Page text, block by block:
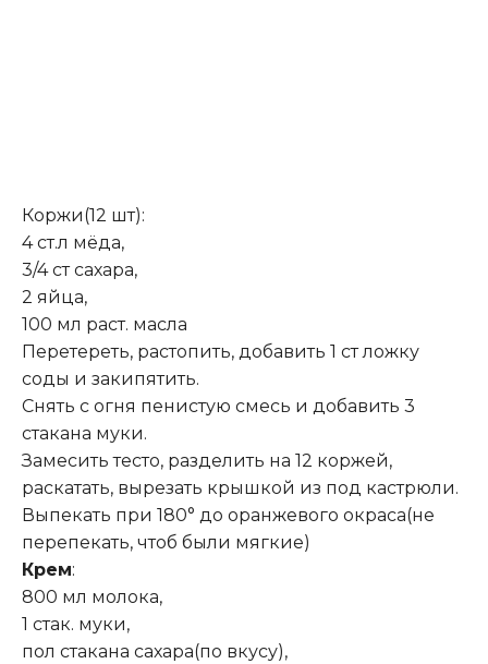
Коржи(12 шт):
4 ст.л мёда,
3/4 ст сахара,
2 яйца,
100 мл раст. масла
Перетереть, растопить, добавить 1 ст ложку
соды и закипятить.
Снять с огня пенистую смесь и добавить 3
стакана муки.
Замесить тесто, разделить на 12 коржей,
раскатать, вырезать крышкой из под кастрюли.
Выпекать при 180° до оранжевого окраса(не
перепекать, чтоб были мягкие)
Крем:
800 мл молока,
1 стак. муки,
пол стакана сахара(по вкусу),